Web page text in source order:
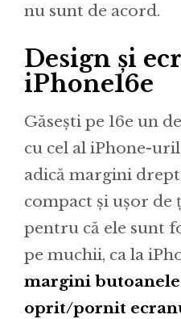
nu sunt de acord.
Design și
iPhone16e
Găsești pe 16e un
cu cel al iPhone-
adică margini
compact și ușor de
pentru că ele sunt
pe muchii, ca la
margini
oprit/pornit